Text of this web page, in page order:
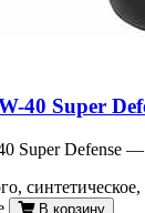
40 Super
Super Defense
В корзину